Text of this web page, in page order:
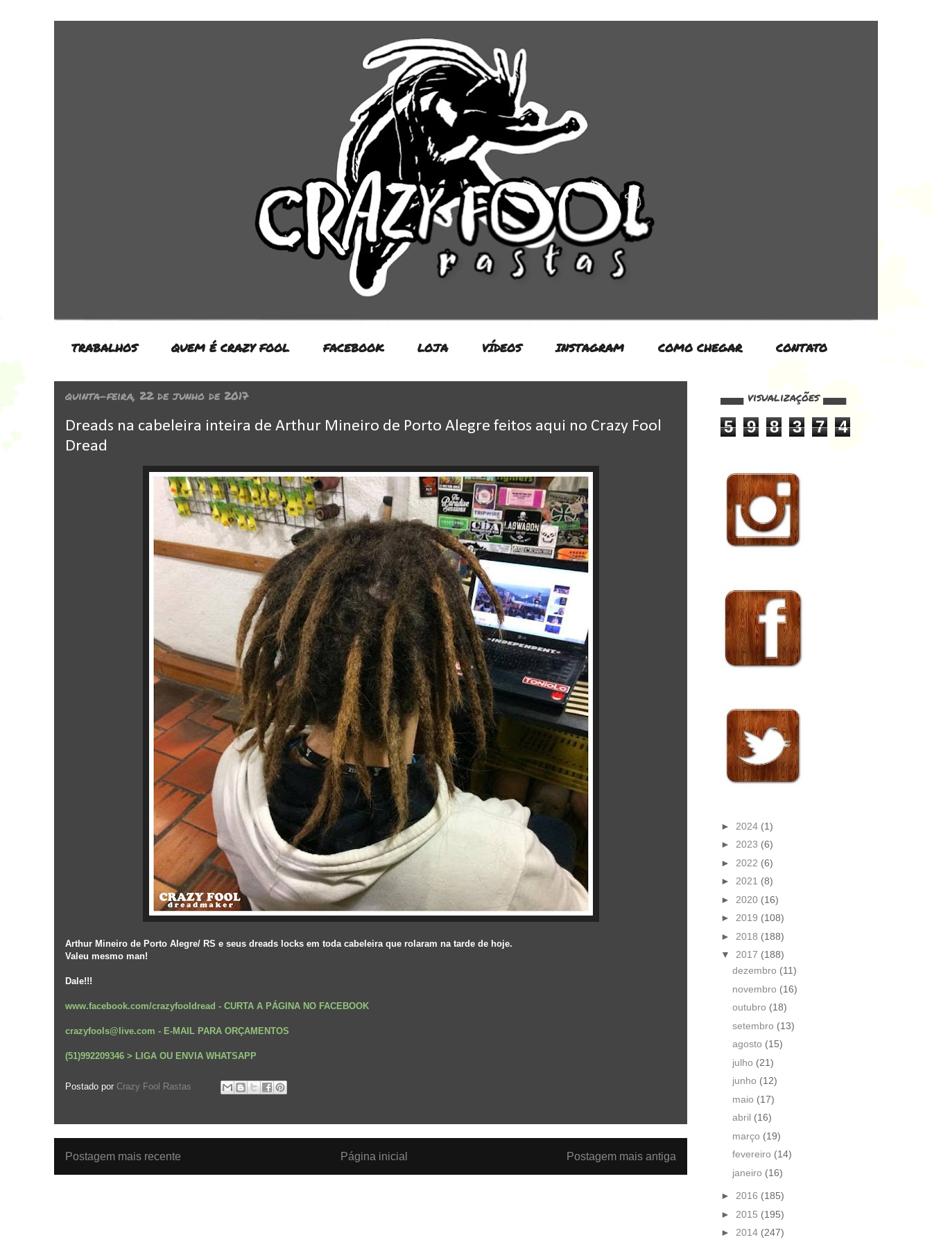
TRABALHOS QUEM É CRAZY FOOL FACEBOOK LOJA VÍDEOS INSTAGRAM COMO CHEGAR CONTATO
quinta-feira, 22 de junho de 2017
Dreads na cabeleira inteira de Arthur Mineiro de Porto Alegre feitos aqui no Crazy Fool
Dread
Arthur Mineiro de Porto Alegre/ RS e seus dreads locks em toda cabeleira que rolaram na tarde de hoje.
Valeu mesmo man!
Dale!!!
www.facebook.com/crazyfooldread - CURTA A PÁGINA NO FACEBOOK
crazyfools@live.com - E-MAIL PARA ORÇAMENTOS
(51)992209346 > LIGA OU ENVIA WHATSAPP
Postado por Crazy Fool Rastas
Postagem mais recente Postagem mais antiga
Página inicial
▄▄▄ visualizações ▄▄▄
5 9 8 3 7 4
► 2024 (1)
► 2023 (6)
► 2022 (6)
► 2021 (8)
► 2020 (16)
► 2019 (108)
► 2018 (188)
▼ 2017 (188)
dezembro (11)
novembro (16)
outubro (18)
setembro (13)
agosto (15)
julho (21)
junho (12)
maio (17)
abril (16)
março (19)
fevereiro (14)
janeiro (16)
► 2016 (185)
► 2015 (195)
► 2014 (247)